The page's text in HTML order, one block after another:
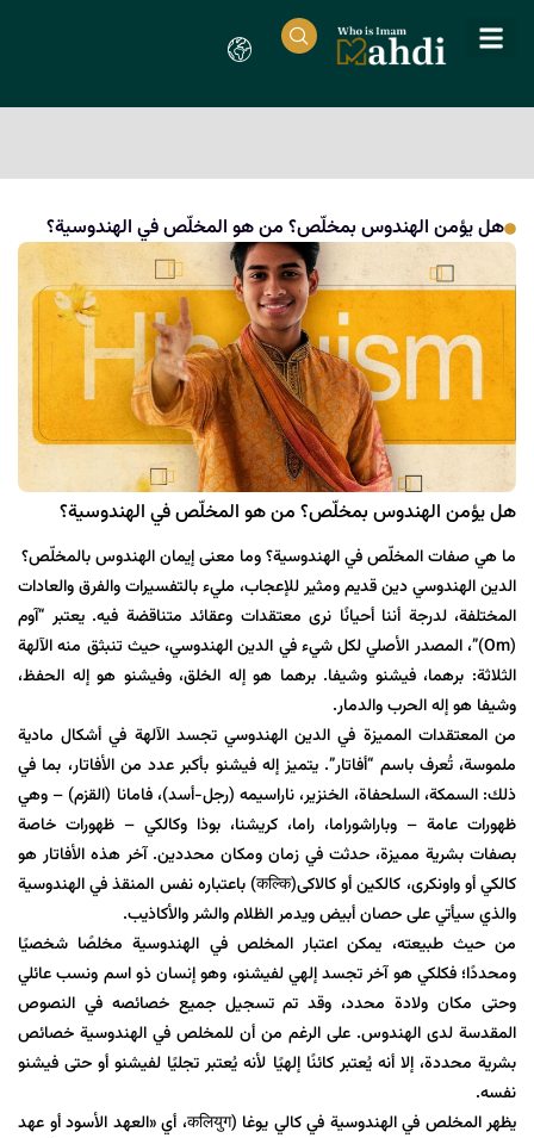
هل يؤمن الهندوس بمخلّص؟ من هو المخلّص في الهندوسية؟
هل يؤمن الهندوس بمخلّص؟ من هو المخلّص في الهندوسية؟
ما هي صفات المخلّص في الهندوسية؟ وما معنى إيمان الهندوس بالمخلّص؟
الدين الهندوسي دين قديم ومثير للإعجاب، مليء بالتفسيرات والفرق والعادات
المختلفة، لدرجة أننا أحيانًا نرى معتقدات وعقائد متناقضة فيه. يعتبر “آوم
(Om)”، المصدر الأصلي لكل شيء في الدين الهندوسي، حيث تنبثق منه الآلهة
الثلاثة: برهما، فيشنو وشيفا. برهما هو إله الخلق، وفيشنو هو إله الحفظ،
وشيفا هو إله الحرب والدمار.
من المعتقدات المميزة في الدين الهندوسي تجسد الآلهة في أشكال مادية
ملموسة، تُعرف باسم “أفاتار”. يتميز إله فيشنو بأكبر عدد من الأفاتار، بما في
ذلك: السمكة، السلحفاة، الخنزير، ناراسيمه (رجل-أسد)، فامانا (القزم) – وهي
ظهورات عامة – وباراشوراما، راما، كريشنا، بوذا وكالكي – ظهورات خاصة
بصفات بشرية مميزة، حدثت في زمان ومكان محددين. آخر هذه الأفاتار هو
كالكي أو واونكری، كالکین أو کالاکی(कल्कि) باعتباره نفس المنقذ في الهندوسية
والذي سيأتي على حصان أبيض ويدمر الظلام والشر والأكاذيب.
من حيث طبيعته، يمكن اعتبار المخلص في الهندوسية مخلصًا شخصيًا
ومحددًا؛ فكلكي هو آخر تجسد إلهي لفيشنو، وهو إنسان ذو اسم ونسب عائلي
وحتى مكان ولادة محدد، وقد تم تسجيل جميع خصائصه في النصوص
المقدسة لدى الهندوس. على الرغم من أن للمخلص في الهندوسية خصائص
بشرية محددة، إلا أنه يُعتبر كائنًا إلهيًا لأنه يُعتبر تجليًا لفيشنو أو حتى فيشنو
نفسه.
يظهر المخلص في الهندوسية في كالي يوغا (कलियुग، أي «العهد الأسود أو عهد